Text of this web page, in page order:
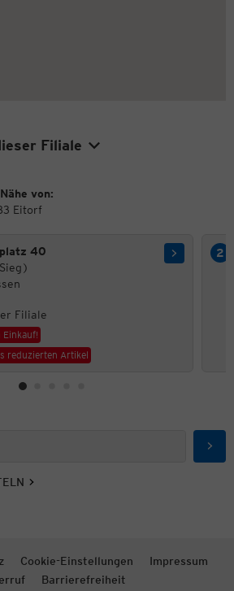
Filiale
von:
Eitorf
40
Filiale
Einkauf!
reduzierten Artikel
Cookie-Einstellungen
Impressum
Barrierefreiheit